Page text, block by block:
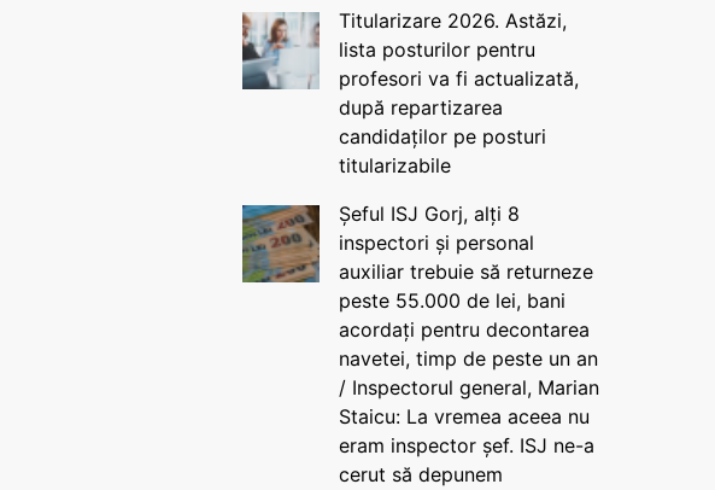
Titularizare 2026. Astăzi,
lista posturilor pentru
profesori va fi actualizată,
după repartizarea
candidaților pe posturi
titularizabile
Șeful ISJ Gorj, alți 8
inspectori și personal
auxiliar trebuie să returneze
peste 55.000 de lei, bani
acordați pentru decontarea
navetei, timp de peste un an
/ Inspectorul general, Marian
Staicu: La vremea aceea nu
eram inspector șef. ISJ ne-a
cerut să depunem